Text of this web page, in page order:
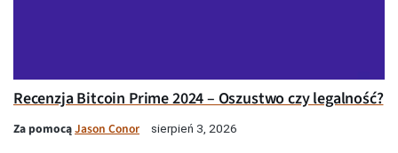
Recenzja Bitcoin Prime 2024 – Oszustwo czy legalność?
Za pomocąJason Conor sierpień 3, 2026